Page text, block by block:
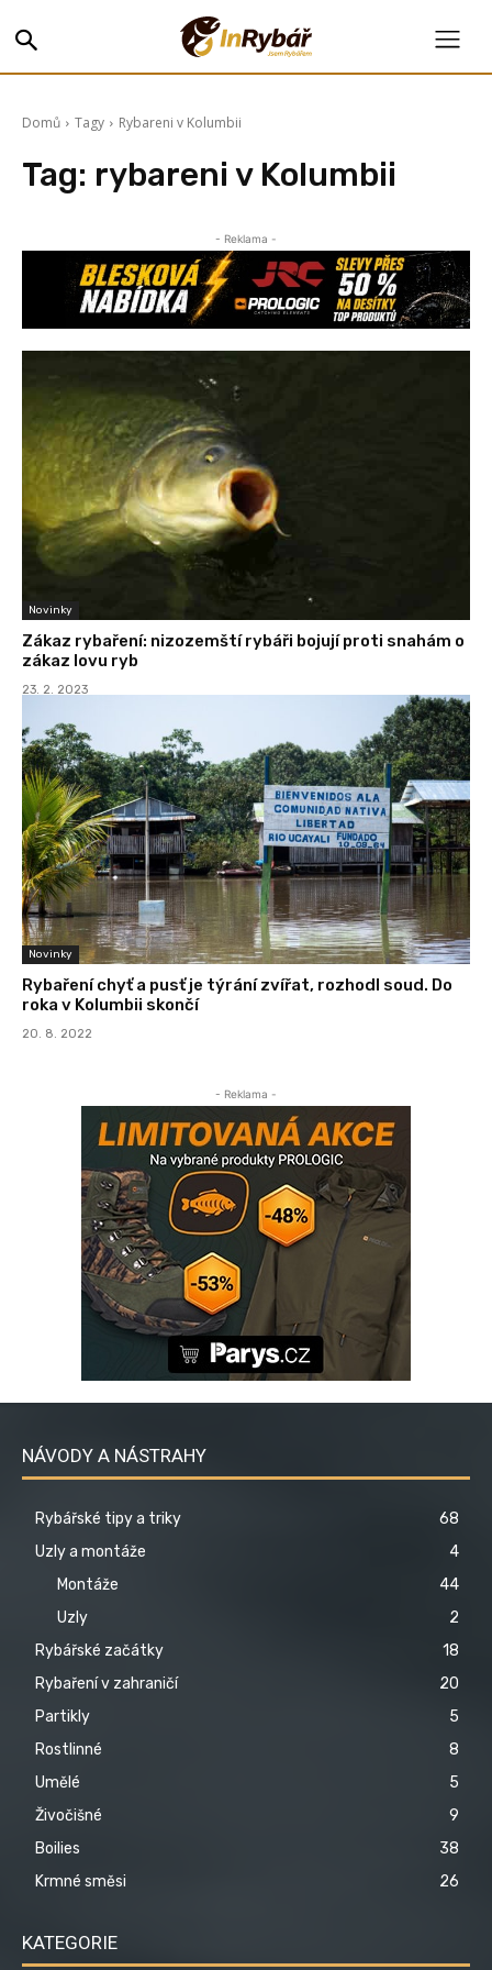
Domů Tagy Rybareni v Kolumbii
Tag: rybareni v Kolumbii
- Reklama -
Novinky
Zákaz rybaření: nizozemští rybáři bojují proti snahám o
zákaz lovu ryb
23. 2. 2023
Novinky
Rybaření chyť a pusť je týrání zvířat, rozhodl soud. Do
roka v Kolumbii skončí
20. 8. 2022
- Reklama -
NÁVODY A NÁSTRAHY
Rybářské tipy a triky
68
Uzly a montáže
4
Montáže
44
Uzly
2
Rybářské začátky
18
Rybaření v zahraničí
20
Partikly
5
Rostlinné
8
Umělé
5
Živočišné
9
Boilies
38
Krmné směsi
26
KATEGORIE